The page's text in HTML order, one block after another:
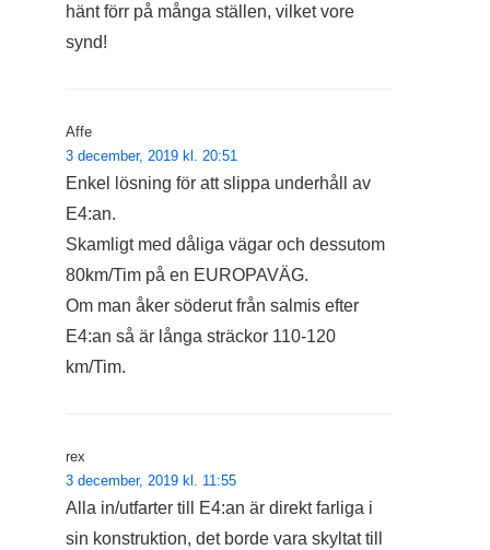
hänt förr på många ställen, vilket vore
synd!
Affe
3 december, 2019 kl. 20:51
Enkel lösning för att slippa underhåll av
E4:an.
Skamligt med dåliga vägar och dessutom
80km/Tim på en EUROPAVÄG.
Om man åker söderut från salmis efter
E4:an så är långa sträckor 110-120
km/Tim.
rex
3 december, 2019 kl. 11:55
Alla in/utfarter till E4:an är direkt farliga i
sin konstruktion, det borde vara skyltat till